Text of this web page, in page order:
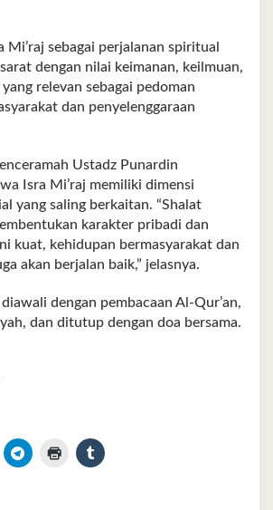
Mi’raj sebagai perjalanan spiritual
dengan nilai keimanan, keilmuan,
relevan sebagai pedoman
dan penyelenggaraan
Ustadz Punardin
Isra Mi’raj memiliki dimensi
yang saling berkaitan. “Shalat
karakter pribadi dan
kuat, kehidupan bermasyarakat dan
akan berjalan baik,” jelasnya.
diawali dengan pembacaan Al-Qur’an,
dan ditutup dengan doa bersama.